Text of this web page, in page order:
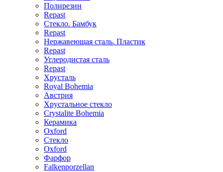
Полирезин
Repast
Стекло. Бамбук
Repast
Нержавеющая сталь. Пластик
Repast
Углеродистая сталь
Repast
Хрусталь
Royal Bohemia
Австрия
Хрустальное стекло
Crystalite Bohemia
Керамика
Oxford
Стекло
Oxford
Фарфор
Falkenporzellan